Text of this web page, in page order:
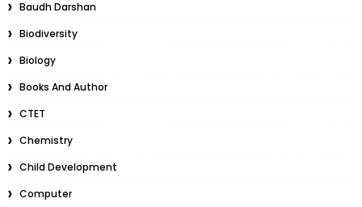
Baudh Darshan
Biodiversity
Biology
Books And Author
CTET
Chemistry
Child Development
Computer